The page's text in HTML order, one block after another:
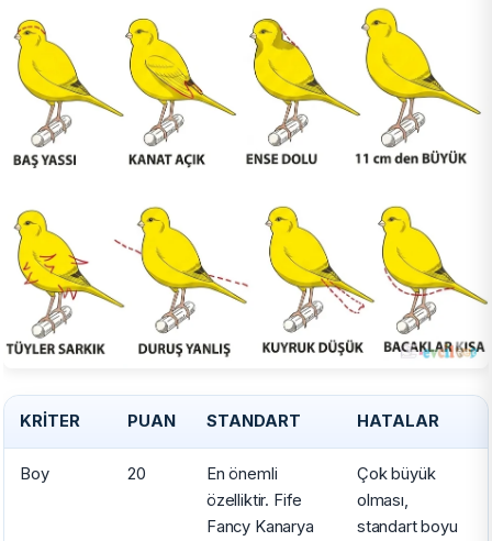
KRITER PUAN STANDART HATALAR
Boy 20
En önemli
özelliktir. Fife
Fancy Kanarya
Çok büyük
olması,
standart boyu